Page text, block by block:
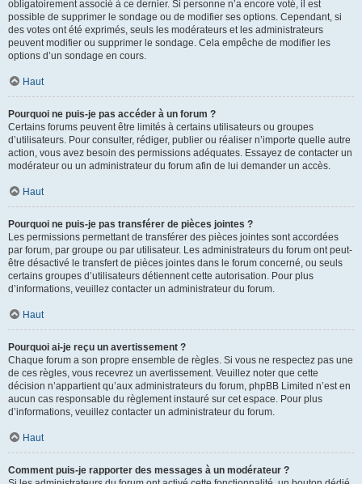
obligatoirement associé à ce dernier. Si personne n’a encore voté, il est
possible de supprimer le sondage ou de modifier ses options. Cependant, si
des votes ont été exprimés, seuls les modérateurs et les administrateurs
peuvent modifier ou supprimer le sondage. Cela empêche de modifier les
options d’un sondage en cours.
Haut
Pourquoi ne puis-je pas accéder à un forum ?
Certains forums peuvent être limités à certains utilisateurs ou groupes
d’utilisateurs. Pour consulter, rédiger, publier ou réaliser n’importe quelle autre
action, vous avez besoin des permissions adéquates. Essayez de contacter un
modérateur ou un administrateur du forum afin de lui demander un accès.
Haut
Pourquoi ne puis-je pas transférer de pièces jointes ?
Les permissions permettant de transférer des pièces jointes sont accordées
par forum, par groupe ou par utilisateur. Les administrateurs du forum ont peut-
être désactivé le transfert de pièces jointes dans le forum concerné, ou seuls
certains groupes d’utilisateurs détiennent cette autorisation. Pour plus
d’informations, veuillez contacter un administrateur du forum.
Haut
Pourquoi ai-je reçu un avertissement ?
Chaque forum a son propre ensemble de règles. Si vous ne respectez pas une
de ces règles, vous recevrez un avertissement. Veuillez noter que cette
décision n’appartient qu’aux administrateurs du forum, phpBB Limited n’est en
aucun cas responsable du règlement instauré sur cet espace. Pour plus
d’informations, veuillez contacter un administrateur du forum.
Haut
Comment puis-je rapporter des messages à un modérateur ?